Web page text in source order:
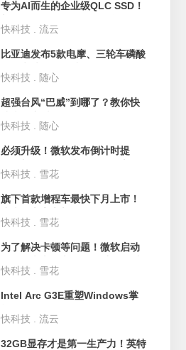
专为AI而生的企业级QLC SSD！
超过1PB的写入测试
快科技 . 流云
比亚迪发布5款电摩、三轮车磷酸
10年
快科技 . 随心
超强台风“巴威”到哪了？教你快
快科技 . 随心
必须升级！微软发布倒计时提
将停止支持
快科技 . 雪花
旗下首款增程车最快下月上市！
快科技 . 雪花
为了解决卡顿等问题！微软启动
30年老旧代码
快科技 . 雪花
Intel Arc G3E重塑Windows掌
度评测：性能狂甩AMD 42% 续
航2倍于任天堂Switch
快科技 . 流云
32GB显存才是第一生产力！英特